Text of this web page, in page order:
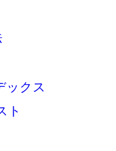
ックス
ト